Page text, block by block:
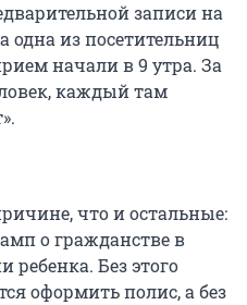
записи на
одна из посетительниц
начали в 9 утра. За
каждый там
что и остальные:
о гражданстве в
ребенка. Без этого
оформить полис, а без